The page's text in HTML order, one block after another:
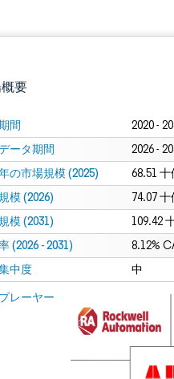
要
間 2020 -
ータ期間 2026 -
の市場規模 (2025) 68.51
模 (2026) 74.07
模 (2031) 109.42
(2026 - 2031) 8.12%
中度 中
レーヤー
Mordor Intelligence。再利用にはCC BY
が必要です。